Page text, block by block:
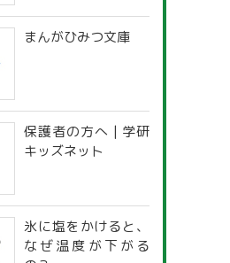
まんがひみつ文庫
保護者の方へ | 学研
キッズネット
氷に塩をかけると、
なぜ温度が下がる